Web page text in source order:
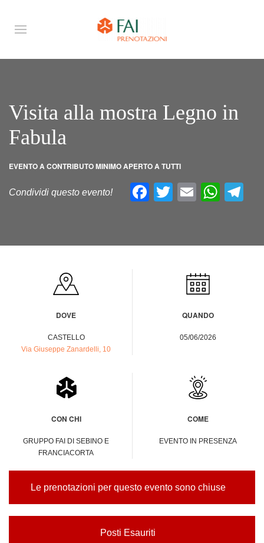
Visita alla mostra Legno in
Fabula
EVENTO A CONTRIBUTO MINIMO APERTO A TUTTI
Condividi questo evento! Facebook
Twitter
Email
DOVE
CASTELLO
Via Giuseppe Zanardelli, 10
QUANDO
05/06/2026
CON CHI
GRUPPO FAI DI SEBINO E
FRANCIACORTA
COME
EVENTO IN PRESENZA
Le prenotazioni per questo evento sono chiuse
Posti Esauriti